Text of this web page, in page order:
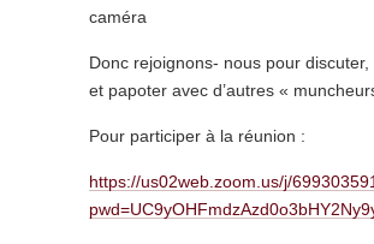
caméra
Donc rejoignons- nous pour discuter,
et papoter avec d’autres «
Pour participer à la réunion :
https://us02web.zoom.us/j/